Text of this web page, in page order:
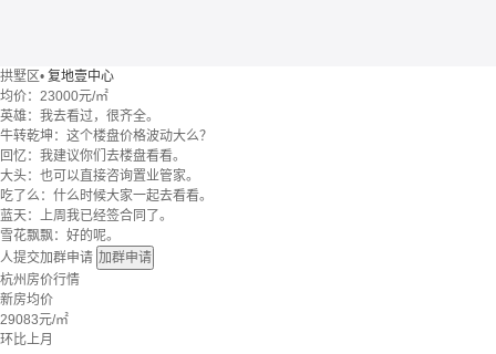
拱墅区• 复地壹中心
均价： 23000元/㎡
英雄：我去看过，很齐全。
牛转乾坤：这个楼盘价格波动大么？
回忆：我建议你们去楼盘看看。
大头：也可以直接咨询置业管家。
吃了么：什么时候大家一起去看看。
蓝天：上周我已经签合同了。
雪花飘飘：好的呢。
人提交加群申请 加群申请
杭州房价行情
新房均价
29083元/㎡
环比上月